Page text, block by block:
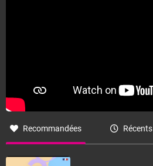
Recommandées Récents